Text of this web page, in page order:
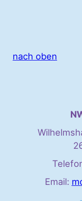
nach oben
Email: